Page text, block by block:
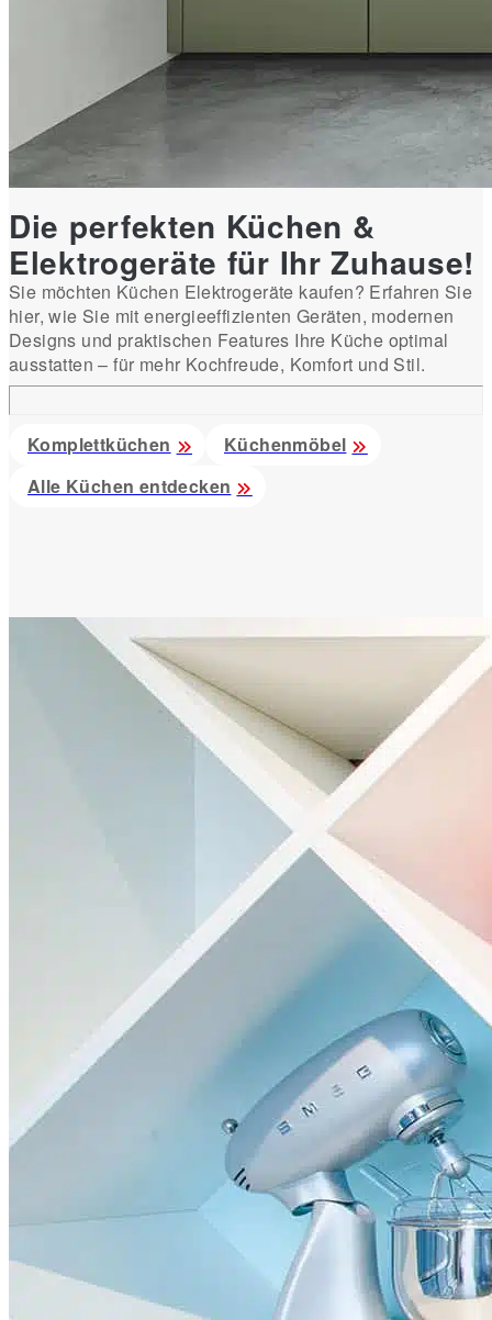
Die perfekten Küchen &
Elektrogeräte für Ihr Zuhause!
Sie möchten Küchen Elektrogeräte kaufen? Erfahren Sie
hier, wie Sie mit energieeffizienten Geräten, modernen
Designs und praktischen Features Ihre Küche optimal
ausstatten – für mehr Kochfreude, Komfort und Stil.
Komplettküchen
Küchenmöbel
Alle Küchen entdecken